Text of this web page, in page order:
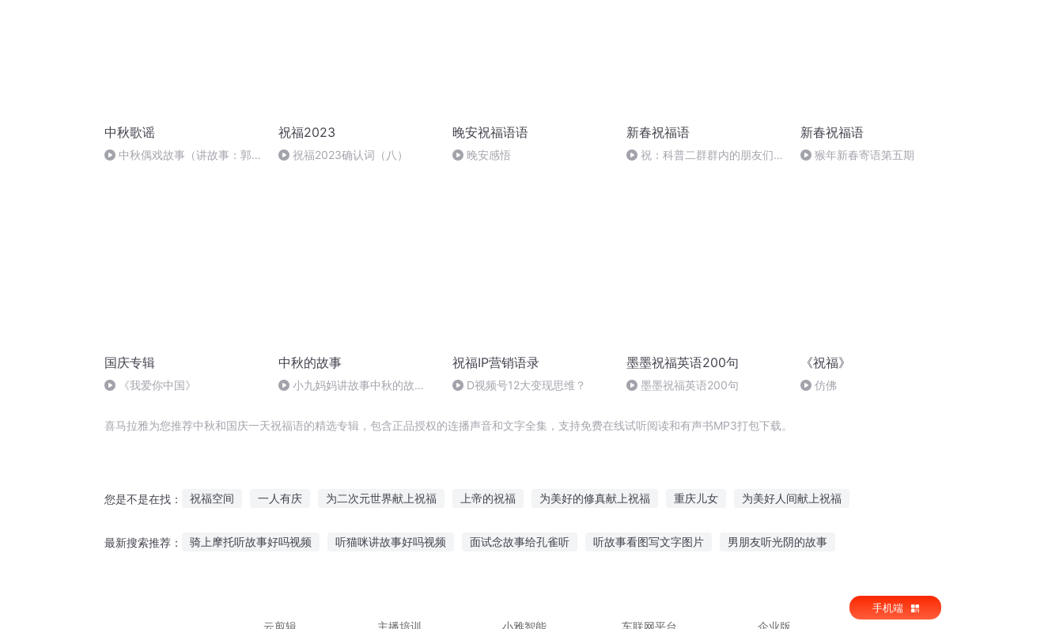
中秋歌谣
中秋偶戏故事（讲故事：郭
祝福2023
祝福2023确认词（八）
晚安祝福语语
晚安感悟
新春祝福语
祝：科普二群群内的朋友们新
新春祝福语
猴年新春寄语第五期
国庆专辑
《我爱你中国》
中秋的故事
小九妈妈讲故事中秋的故
祝福IP营销语录
D视频号12大变现思维？
墨墨祝福英语200句
墨墨祝福英语200句
《祝福》
仿佛
喜马拉雅为您推荐中秋和国庆一天祝福语的精选专辑，包含正品授权的连播声音和文字全集，支持免费在线试听阅读和有声书MP3打包下载。
您是不是在找： 祝福空间 一人有庆 为二次元世界献上祝福 上帝的祝福 为美好的修真献上祝福 重庆儿女 为美好人间献上祝福
最新搜索推荐： 骑上摩托听故事好吗视频 听猫咪讲故事好吗视频 面试念故事给孔雀听 听故事看图写文字图片 男朋友听光阴的故事
云剪辑
主播培训 小雅智能 车联网平台 企业版
手机端